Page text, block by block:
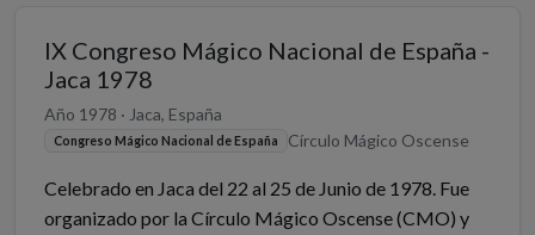
IX Congreso Mágico Nacional de España -
Jaca 1978
Año 1978 · Jaca, España
Congreso Mágico Nacional de España Círculo Mágico Oscense
Celebrado en Jaca del 22 al 25 de Junio de 1978. Fue
organizado por la Círculo Mágico Oscense (CMO) y